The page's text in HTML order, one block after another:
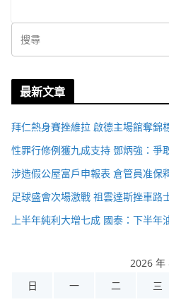
最新文章
拜仁熱身賽挫維拉 啟德主場館奪錦
性罪行修例獲九成支持 鄧炳強：爭
涉造假公屋富戶申報表 倉管員准保
足球盛會次場激戰 祖雲達斯挫車路
上半年純利大增七成 國泰：下半年
2026 年
日
一 二 三